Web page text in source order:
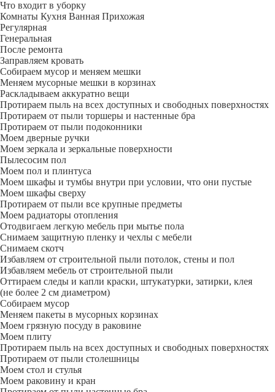
Что входит в уборку
Регу­лярная
Гене­ральная
После ремонта
Заправляем кровать
Собираем мусор и меняем мешки
Меняем мусорные мешки в корзинах
Раскладываем аккуратно вещи
Протираем пыль на всех доступных и свободных поверхностях
Протираем от пыли торшеры и настенные бра
Протираем от пыли подоконники
Моем дверные ручки
Моем зеркала и зеркальные поверхности
Пылесосим пол
Моем пол и плинтуса
Моем шкафы и тумбы внутри при условии, что они пустые
Моем шкафы сверху
Протираем от пыли все крупные предметы
Моем радиаторы отопления
Отодвигаем легкую мебель при мытье пола
Снимаем защитную пленку и чехлы с мебели
Снимаем скотч
Избавляем от строительной пыли потолок, стены и пол
Избавляем мебель от строительной пыли
Оттираем следы и капли краски, штукатурки, затирки, клея
(не более 2 см диаметром)
Собираем мусор
Меняем пакеты в мусорных корзинах
Моем грязную посуду в раковине
Моем плиту
Протираем пыль на всех доступных и свободных поверхностях
Протираем от пыли столешницы
Моем стол и стулья
Моем раковину и кран